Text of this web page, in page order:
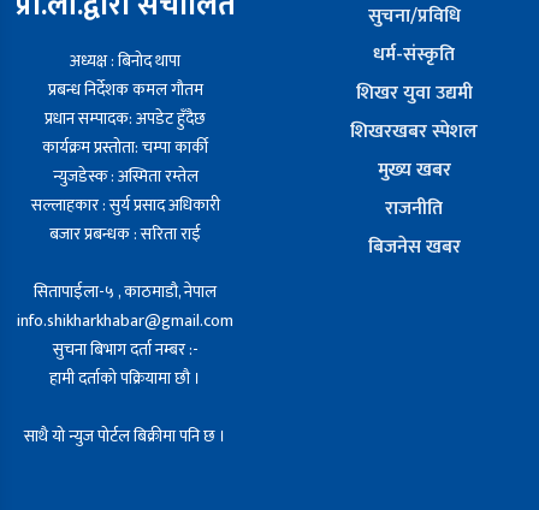
अध्यक्ष : बिनोद थापा
प्रबन्ध निर्देशक कमल गौतम
प्रधान सम्पादक: अपडेट हुँदैछ
कार्यक्रम प्रस्तोता: चम्पा कार्की
न्युजडेस्क : अस्मिता रम्तेल
सल्लाहकार : सुर्य प्रसाद अधिकारी
बजार प्रबन्धक : सरिता राई
सितापाईला-५ , काठमाडौ, नेपाल
info.shikharkhabar@gmail.com
सुचना बिभाग दर्ता नम्बर :-
हामी दर्ताको पक्रियामा छौ ।
साथै यो न्युज पोर्टल बिक्रीमा पनि छ ।
सुचना/प्रविधि
धर्म-संस्कृति
शिखर युवा उद्यमी
शिखरखबर स्पेशल
मुख्य खबर
राजनीति
बिजनेस खबर